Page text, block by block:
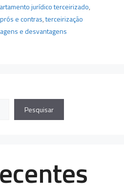
jurídico terceirizado,
prós e contras,terceirização
e desvantagens
Pesquisar